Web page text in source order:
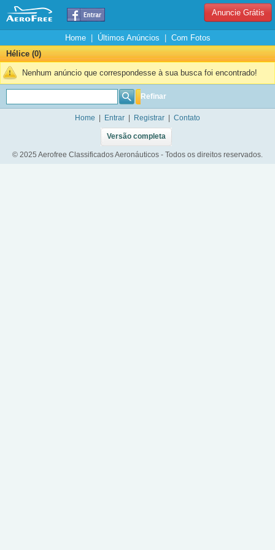
Anuncie Grátis
Home| Últimos Anúncios
Com Fotos
Hélice (0)
Nenhum anúncio que correspondesse à sua busca foi encontrado!
Refinar
Home Entrar Registrar Contato
Versão completa
© 2025 Aerofree Classificados Aeronáuticos - Todos os direitos reservados.